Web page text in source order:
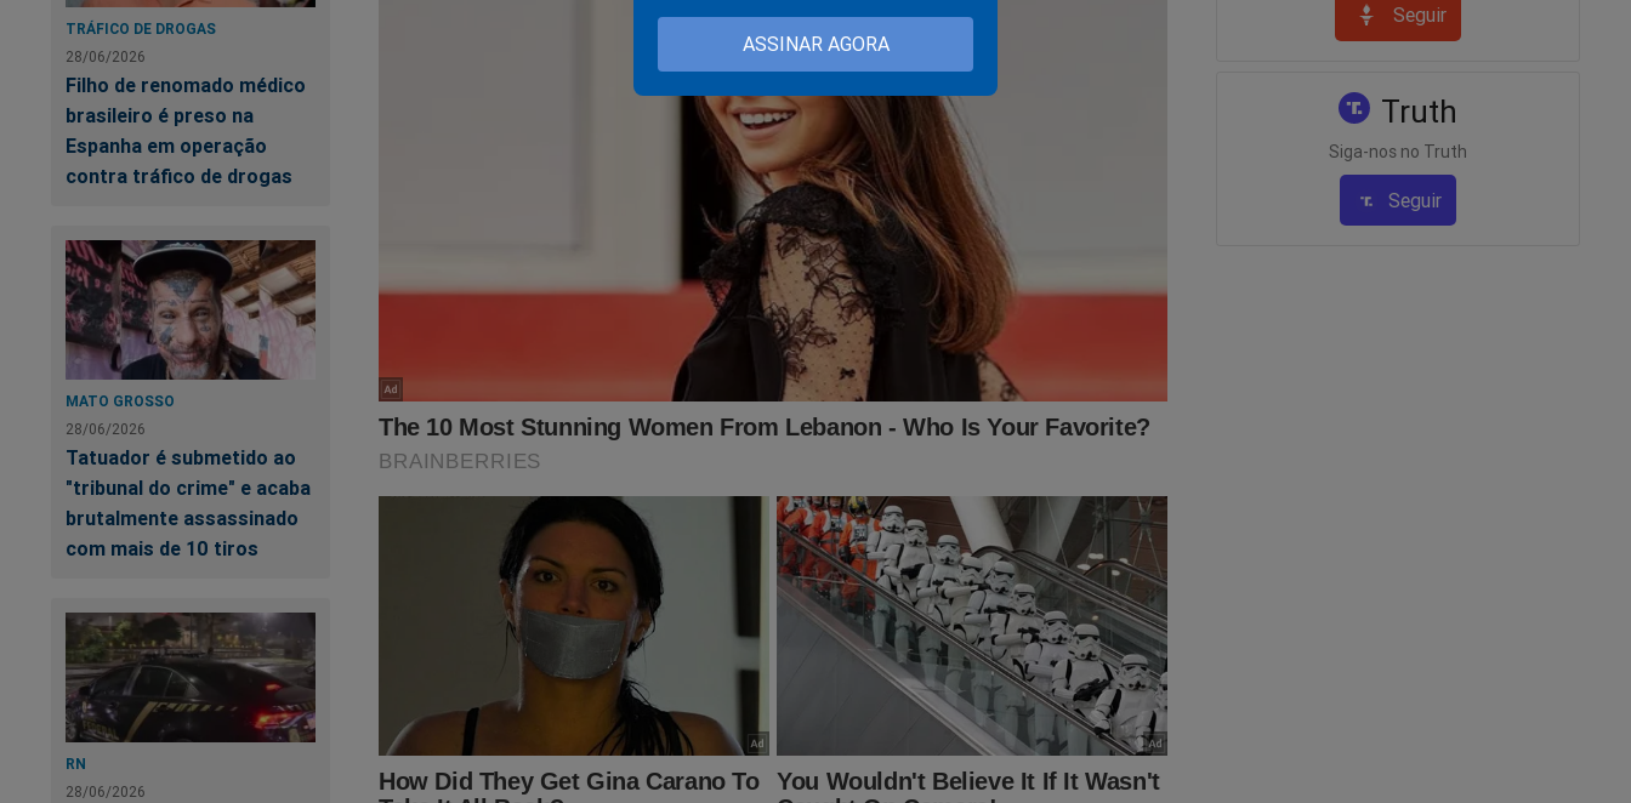
ASSINAR AGORA
TRÁFICO DE DROGAS
28/06/2026
Filho de renomado médico
brasileiro é preso na
Espanha em operação
contra tráfico de drogas
MATO GROSSO
28/06/2026
Tatuador é submetido ao
"tribunal do crime" e acaba
brutalmente assassinado
com mais de 10 tiros
RN
28/06/2026
conservador do Brasil e ter acesso exclusivo ao conteúdo da Revista A
Verdade, onde os "assuntos proibidos" no Brasil são revelados. Para assinar, clique no
https://assinante.jornaldacidadeonline.com.br/apresentacao
Nas últimas semanas, o impeachment de Alexandre de Moraes ganhou força. Certamente,
será o ponto de partida para colocar um fim em toda a cruel perseguição contra o ex-
presidente Bolsonaro, seus aliados e a mídia independente como o JCO! O "sistema" quer
esconder o que realmente aconteceu em 2022... Porém, para o "terror" do "sistema", tudo
"O Fantasma do Alvorada - A Volta à Cena do
no Brasil. Não perca tempo. Caso tenha interesse, clique no link abaixo
https://www.conteudoconservador.com.br/products/o-fantasma-do-alvorada-a-volta-a-
cena-do-crime
Seguir
Truth
Siga-nos no Truth
Seguir